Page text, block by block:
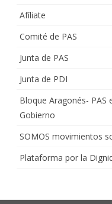
Afíliate
Comité de PAS
Junta de PAS
Junta de PDI
Bloque Aragonés- PAS
Gobierno
SOMOS movimientos
Plataforma por la